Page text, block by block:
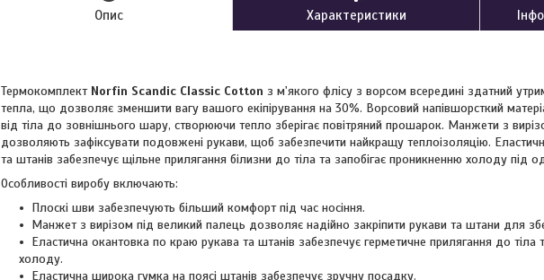
Опис Характеристики
Термокомплект Norfin Scandic Classic Cotton з м'якого флісу з ворсом всередині здатний
тепла, що дозволяє зменшити вагу вашого екіпірування на 30%. Ворсовий напівшорсткий
від тіла до зовнішнього шару, створюючи тепло зберігає повітряний прошарок. Манжети з
дозволяють зафіксувати подовжені рукави, щоб забезпечити найкращу теплоізоляцію.
та штанів забезпечує щільне прилягання білизни до тіла та запобігає проникненню холоду під
Особливості виробу включають:
Плоскі шви забезпечують більший комфорт під час носіння.
Манжет з вирізом під великий палець дозволяє надійно закріпити рукави та штани для
Еластична окантовка по краю рукава та штанів забезпечує герметичне прилягання до тіла
холоду.
Еластична широка гумка на поясі штанів забезпечує зручну посадку.